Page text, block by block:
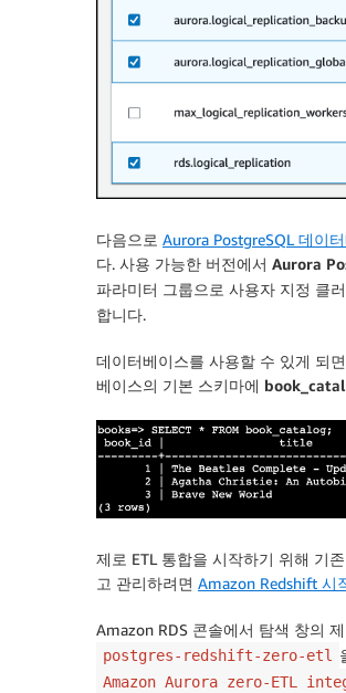
다음으로 Aurora PostgreSQL 데이
다. 사용 가능한 버전에서 Aurora
파라미터 그룹으로 사용자 지정 클
합니다.
데이터베이스를 사용할 수 있게 되
베이스의 기본 스키마에
제로 ETL 통합을 시작하기 위해 기
고 관리하려면 Amazon Redshift 시
Amazon RDS 콘솔에서 탐색 창의
postgres-redshift-zero-etl
Amazon Aurora zero-ETL